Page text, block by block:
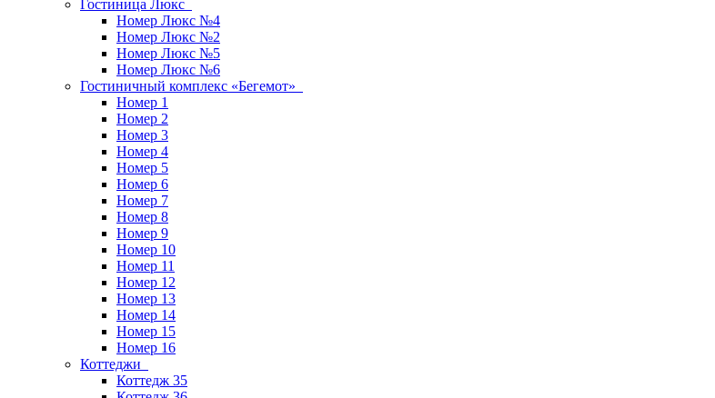
Гостиница Люкс
Номер Люкс №4
Номер Люкс №2
Номер Люкс №5
Номер Люкс №6
Гостиничный комплекс «Бегемот»
Номер 1
Номер 2
Номер 3
Номер 4
Номер 5
Номер 6
Номер 7
Номер 8
Номер 9
Номер 10
Номер 11
Номер 12
Номер 13
Номер 14
Номер 15
Номер 16
Коттеджи
Коттедж 35